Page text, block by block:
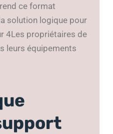
ce format
solution logique pour
4Les propriétaires de
leurs équipements